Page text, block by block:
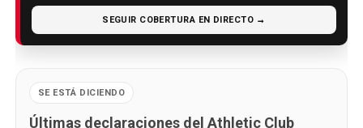
SEGUIR COBERTURA EN DIRECTO →
SE ESTÁ DICIENDO
Últimas declaraciones del Athletic Club